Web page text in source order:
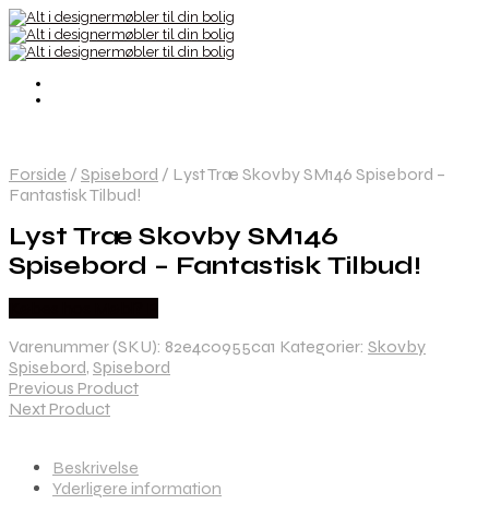
Forside / Spisebord / Lyst Træ Skovby SM146 Spisebord –
Fantastisk Tilbud!
Lyst Træ Skovby SM146
Spisebord – Fantastisk Tilbud!
Varenummer (SKU): 82e4c0955ca1 Kategorier: Skovby
Spisebord, Spisebord
Previous Product
Next Product
Beskrivelse
Yderligere information